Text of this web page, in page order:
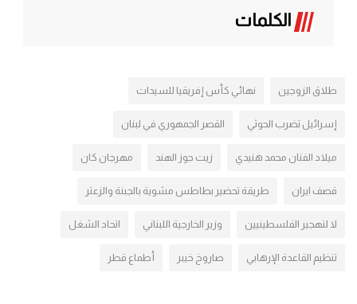
الكلمات
طلاق الزوجين نهائي كأس إفريقيا للسيدات
إسرائيل تضرب الحوثي القصر الجمهوري في لبنان
ميلاد الفنان محمد هنيدي زيت جوز الهند مهرجان كان
قصف ايران طريقة تحضير بطاطس مشوية بالجبنة والزعتر
لا لتهجير الفلسطينيين وزير الخارجية اللبناني اتحاد الشغل
تنظيم القاعدة الإرهابي صاروخ خيبر أطماع قطر